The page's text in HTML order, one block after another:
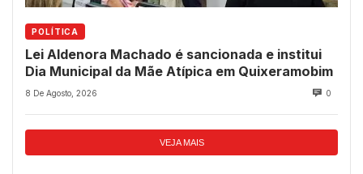
POLÍTICA
Lei Aldenora Machado é sancionada e institui
Dia Municipal da Mãe Atípica em Quixeramobim
8 De Agosto, 2026 0
VEJA MAIS